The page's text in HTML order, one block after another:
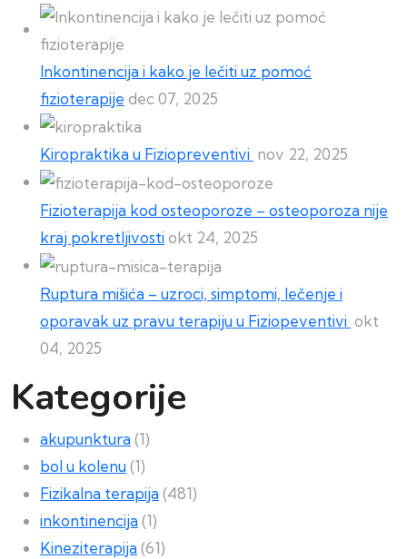
Inkontinencija i kako je lečiti uz pomoć
fizioterapije dec 07, 2025
Kiropraktika u Fiziopreventivi nov 22, 2025
Fizioterapija kod osteoporoze – osteoporoza nije
kraj pokretljivostiokt 24, 2025
Ruptura mišića – uzroci, simptomi, lečenje i
oporavak uz pravu terapiju u Fiziopeventivi okt
04, 2025
Kategorije
akupunktura (1)
bol u kolenu (1)
Fizikalna terapija (481)
inkontinencija (1)
Kineziterapija (61)